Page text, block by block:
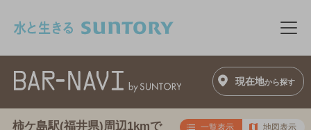
メ
現在地から探す
柿ケ島駅(福井県)周辺1kmで
一覧表示 地図表示